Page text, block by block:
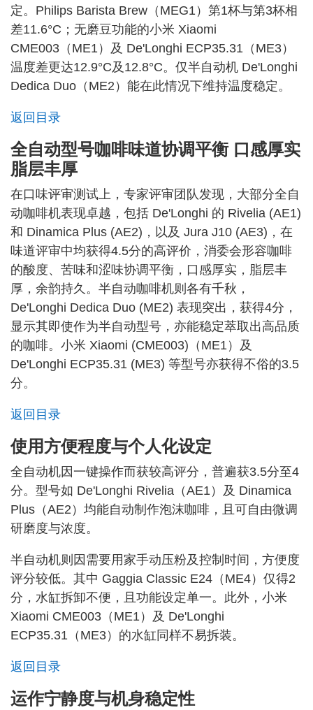
定。Philips Barista Brew（MEG1）第1杯与第3杯相
差11.6°C；无磨豆功能的小米 Xiaomi
CME003（ME1）及 De'Longhi ECP35.31（ME3）
温度差更达12.9°C及12.8°C。仅半自动机 De'Longhi
Dedica Duo（ME2）能在此情况下维持温度稳定。
返回目录
全自动型号咖啡味道协调平衡 口感厚实
脂层丰厚
在口味评审测试上，专家评审团队发现，大部分全自
动咖啡机表现卓越，包括 De'Longhi 的 Rivelia (AE1)
和 Dinamica Plus (AE2)，以及 Jura J10 (AE3)，在
味道评审中均获得4.5分的高评价，消委会形容咖啡
的酸度、苦味和涩味协调平衡，口感厚实，脂层丰
厚，余韵持久。半自动咖啡机则各有千秋，
De'Longhi Dedica Duo (ME2) 表现突出，获得4分，
显示其即使作为半自动型号，亦能稳定萃取出高品质
的咖啡。小米 Xiaomi (CME003)（ME1）及
De'Longhi ECP35.31 (ME3) 等型号亦获得不俗的3.5
分。
返回目录
使用方便程度与个人化设定
全自动机因一键操作而获较高评分，普遍获3.5分至4
分。型号如 De'Longhi Rivelia（AE1）及 Dinamica
Plus（AE2）均能自动制作泡沫咖啡，且可自由微调
研磨度与浓度。
半自动机则因需要用家手动压粉及控制时间，方便度
评分较低。其中 Gaggia Classic E24（ME4）仅得2
分，水缸拆卸不便，且功能设定单一。此外，小米
Xiaomi CME003（ME1）及 De'Longhi
ECP35.31（ME3）的水缸同样不易拆装。
返回目录
运作宁静度与机身稳定性